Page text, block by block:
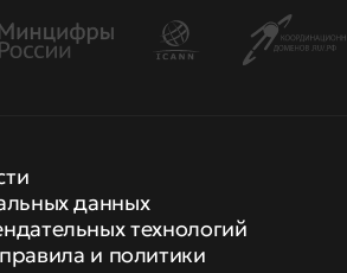
данных
технологий
правила и политики